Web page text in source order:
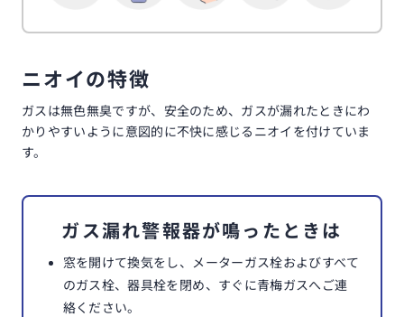
ニオイの特徴
ガスは無色無臭ですが、安全のため、ガスが漏れたときにわ
かりやすいように意図的に不快に感じるニオイを付けていま
す。
ガス漏れ警報器が鳴ったときは
窓を開けて換気をし、メーターガス栓およびすべて
のガス栓、器具栓を閉め、すぐに青梅ガスへご連
絡ください。